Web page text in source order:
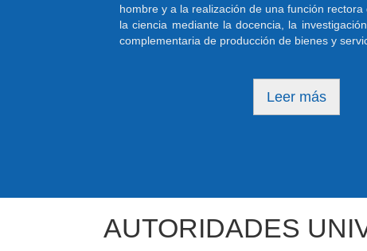
hombre y a la realización de una función
la ciencia mediante la docencia, la
complementaria de producción de bienes y
Leer más
AUTORIDADES